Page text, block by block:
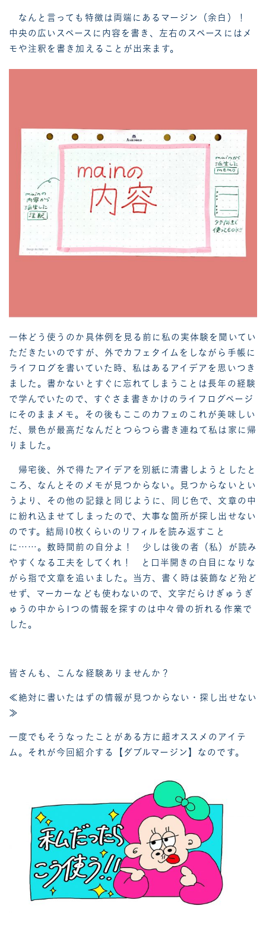
なんと言っても特徴は両端にあるマージン（余白）！
中央の広いスペースに内容を書き、左右のスペースにはメ
モや注釈を書き加えることが出来ます。
一体どう使うのか具体例を見る前に私の実体験を聞いてい
ただきたいのですが、外でカフェタイムをしながら手帳に
ライフログを書いていた時、私はあるアイデアを思いつき
ました。書かないとすぐに忘れてしまうことは長年の経験
で学んでいたので、すぐさま書きかけのライフログページ
にそのままメモ。その後もここのカフェのこれが美味しい
だ、景色が最高だなんだとつらつら書き連ねて私は家に帰
りました。
帰宅後、外で得たアイデアを別紙に清書しようとしたと
ころ、なんとそのメモが見つからない。見つからないとい
うより、その他の記録と同じように、同じ色で、文章の中
に紛れ込ませてしまったので、大事な箇所が探し出せない
のです。結局10枚くらいのリフィルを読み返すこと
に……。数時間前の自分よ！ 少しは後の者（私）が読み
やすくなる工夫をしてくれ！ と口半開きの白目になりな
がら指で文章を追いました。当方、書く時は装飾など殆ど
せず、マーカーなども使わないので、文字だらけぎゅうぎ
ゅうの中から1つの情報を探すのは中々骨の折れる作業で
した。
皆さんも、こんな経験ありませんか？
≪絶対に書いたはずの情報が見つからない・探し出せない
≫
一度でもそうなったことがある方に超オススメのアイテ
ム。それが今回紹介する【ダブルマージン】なのです。